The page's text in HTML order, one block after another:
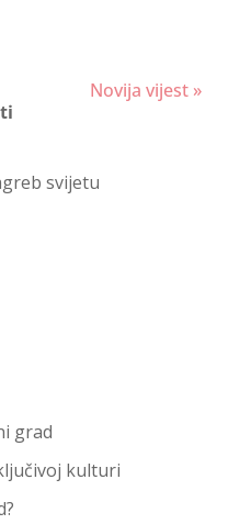
Novija vijest »
svijetu
grad
kulturi